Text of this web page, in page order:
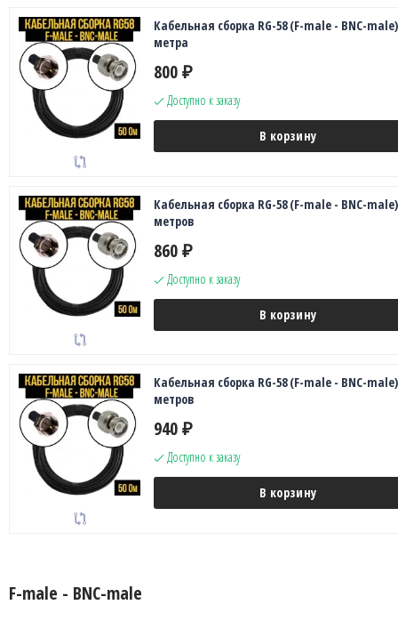
Кабельная сборка RG-58 (F-male - BNC-
метра
800 ₽
Доступно к заказу
В корзину
Кабельная сборка RG-58 (F-male - BNC-
метров
860 ₽
Доступно к заказу
В корзину
Кабельная сборка RG-58 (F-male - BNC-
метров
940 ₽
Доступно к заказу
В корзину
F-male - BNC-male